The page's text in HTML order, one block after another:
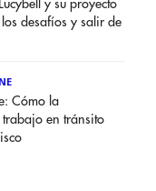
y su proyecto
desafíos y salir de
Cómo la
en tránsito